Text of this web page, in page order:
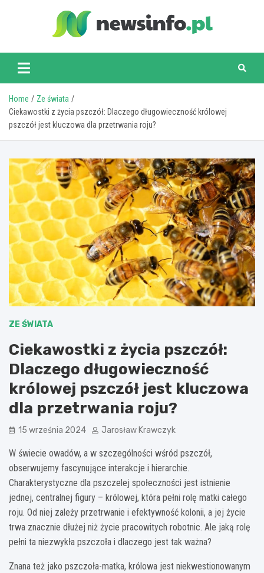
newsinfo.pl
Home
Ze świata
Ciekawostki z życia pszczół: Dlaczego długowieczność królowej
pszczół jest kluczowa dla przetrwania roju?
ZE ŚWIATA
Ciekawostki z życia pszczół:
Dlaczego długowieczność
królowej pszczół jest kluczowa
dla przetrwania roju?
15 września 2024 Jarosław Krawczyk
W świecie owadów, a w szczególności wśród pszczół,
obserwujemy fascynujące interakcje i hierarchie.
Charakterystyczne dla pszczelej społeczności jest istnienie
jednej, centralnej figury – królowej, która pełni rolę matki całego
roju. Od niej zależy przetrwanie i efektywność kolonii, a jej życie
trwa znacznie dłużej niż życie pracowitych robotnic. Ale jaką rolę
pełni ta niezwykła pszczoła i dlaczego jest tak ważna?
Znana też jako pszczoła-matka, królowa jest niekwestionowanym